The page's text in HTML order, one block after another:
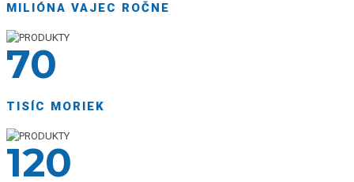
MILIÓNA VAJEC ROČNE
70
TISÍC MORIEK
120